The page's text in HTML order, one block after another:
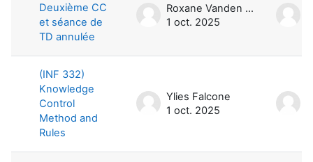
Deuxième CC
et séance de
TD annulée
Roxane Vanden Bossche
1 oct. 2025
(INF 332)
Knowledge
Control
Method and
Rules
Ylies Falcone
1 oct. 2025